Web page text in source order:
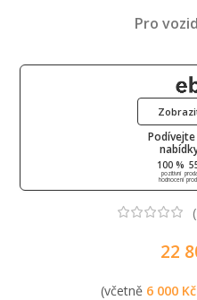
Pro
100 %
pozitivní
hodnocení
22
(včetně 6 000 Kč